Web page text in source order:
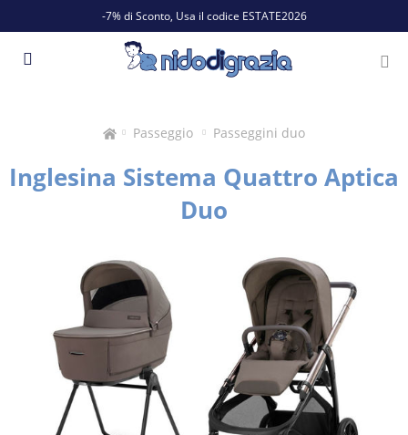
-7% di Sconto, Usa il codice ESTATE2026
Passeggio Passeggini duo
Inglesina Sistema Quattro Aptica
Duo